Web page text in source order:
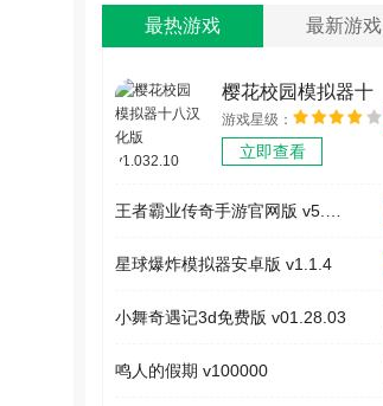
人手游版
V1.0.0
史手游免
最热游戏 最新游戏
樱花校园模拟器十
八汉化版 v1.032.10
游戏星级：
立即查看
星球爆炸模拟器安卓版 v1.1.4
小舞奇遇记3d免费版 v01.28.03
鸣人的假期 v100000